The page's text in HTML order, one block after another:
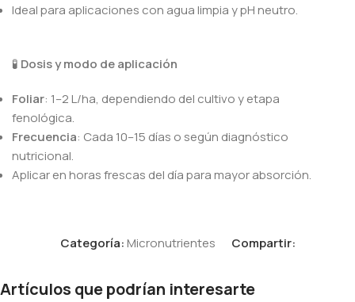
Ideal para aplicaciones con agua limpia y pH neutro.
🧪 Dosis y modo de aplicación
Foliar: 1–2 L/ha, dependiendo del cultivo y etapa
fenológica.
Frecuencia: Cada 10–15 días o según diagnóstico
nutricional.
Aplicar en horas frescas del día para mayor absorción.
Categoría:Micronutrientes Compartir:
Artículos que podrían interesarte